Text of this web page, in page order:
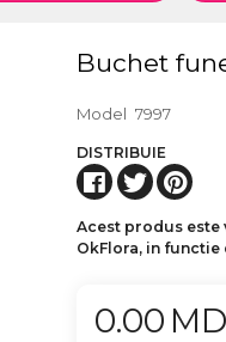
Buchet
Model 7997
DISTRIBUIE
Acest produs este
OkFlora, in
0.00